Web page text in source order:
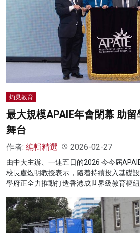
科技
影片
名家榜
灼見教育
最大規模APAIE年會閉幕 助
舞台
作者: 編輯精選 2026-02-27
由中大主辦、一連五日的2026 今今屆
校長盧煜明教授表示，隨着持續投入基礎
學府正全力推動打造香港成世界級教育樞紐